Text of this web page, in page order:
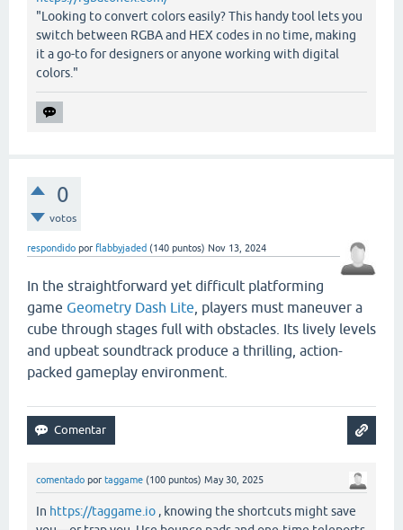
"Looking to convert colors easily? This handy tool lets you
switch between RGBA and HEX codes in no time, making
it a go-to for designers or anyone working with digital
colors."
0
votos
respondido por flabbyjaded (140 puntos) Nov 13, 2024
In the straightforward yet difficult platforming
game Geometry Dash Lite , players must maneuver a
cube through stages full with obstacles. Its lively levels
and upbeat soundtrack produce a thrilling, action-
packed gameplay environment.
comentado por taggame (100 puntos) May 30, 2025
In https://taggame.io , knowing the shortcuts might save